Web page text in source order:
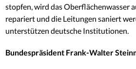
stopfen, wird das Oberflächenwasser
repariert und die Leitungen saniert
unterstützen deutsche Institutionen.
Bundespräsident Frank-Walter